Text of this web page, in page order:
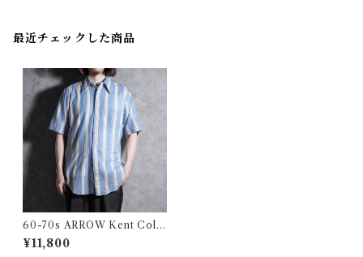
最近チェックした商品
60-70s ARROW Kent Colle
ction Cotton Short Sleeve
Shirts アロー ケント コレクシ
¥11,800